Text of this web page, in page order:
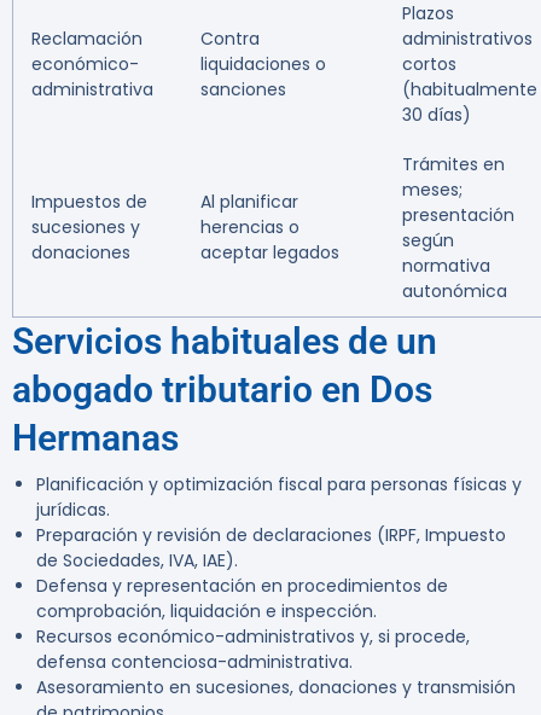
Reclamación
económico-
administrativa
Contra
liquidaciones o
sanciones
Plazos
administrativos
cortos
(habitualmente
30 días)
Impuestos de
sucesiones y
donaciones
Al planificar
herencias o
aceptar legados
Trámites en
meses;
presentación
según
normativa
autonómica
Servicios habituales de un
abogado tributario en Dos
Hermanas
Planificación y optimización fiscal para personas físicas y
jurídicas.
Preparación y revisión de declaraciones (IRPF, Impuesto
de Sociedades, IVA, IAE).
Defensa y representación en procedimientos de
comprobación, liquidación e inspección.
Recursos económico-administrativos y, si procede,
defensa contenciosa-administrativa.
Asesoramiento en sucesiones, donaciones y transmisión